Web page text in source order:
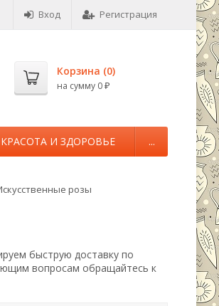
Вход Регистрация
Корзина (0)
на сумму 0 ₽
КРАСОТА И ЗДОРОВЬЕ ...
розы
быструю доставку по
вопросам обращайтесь к